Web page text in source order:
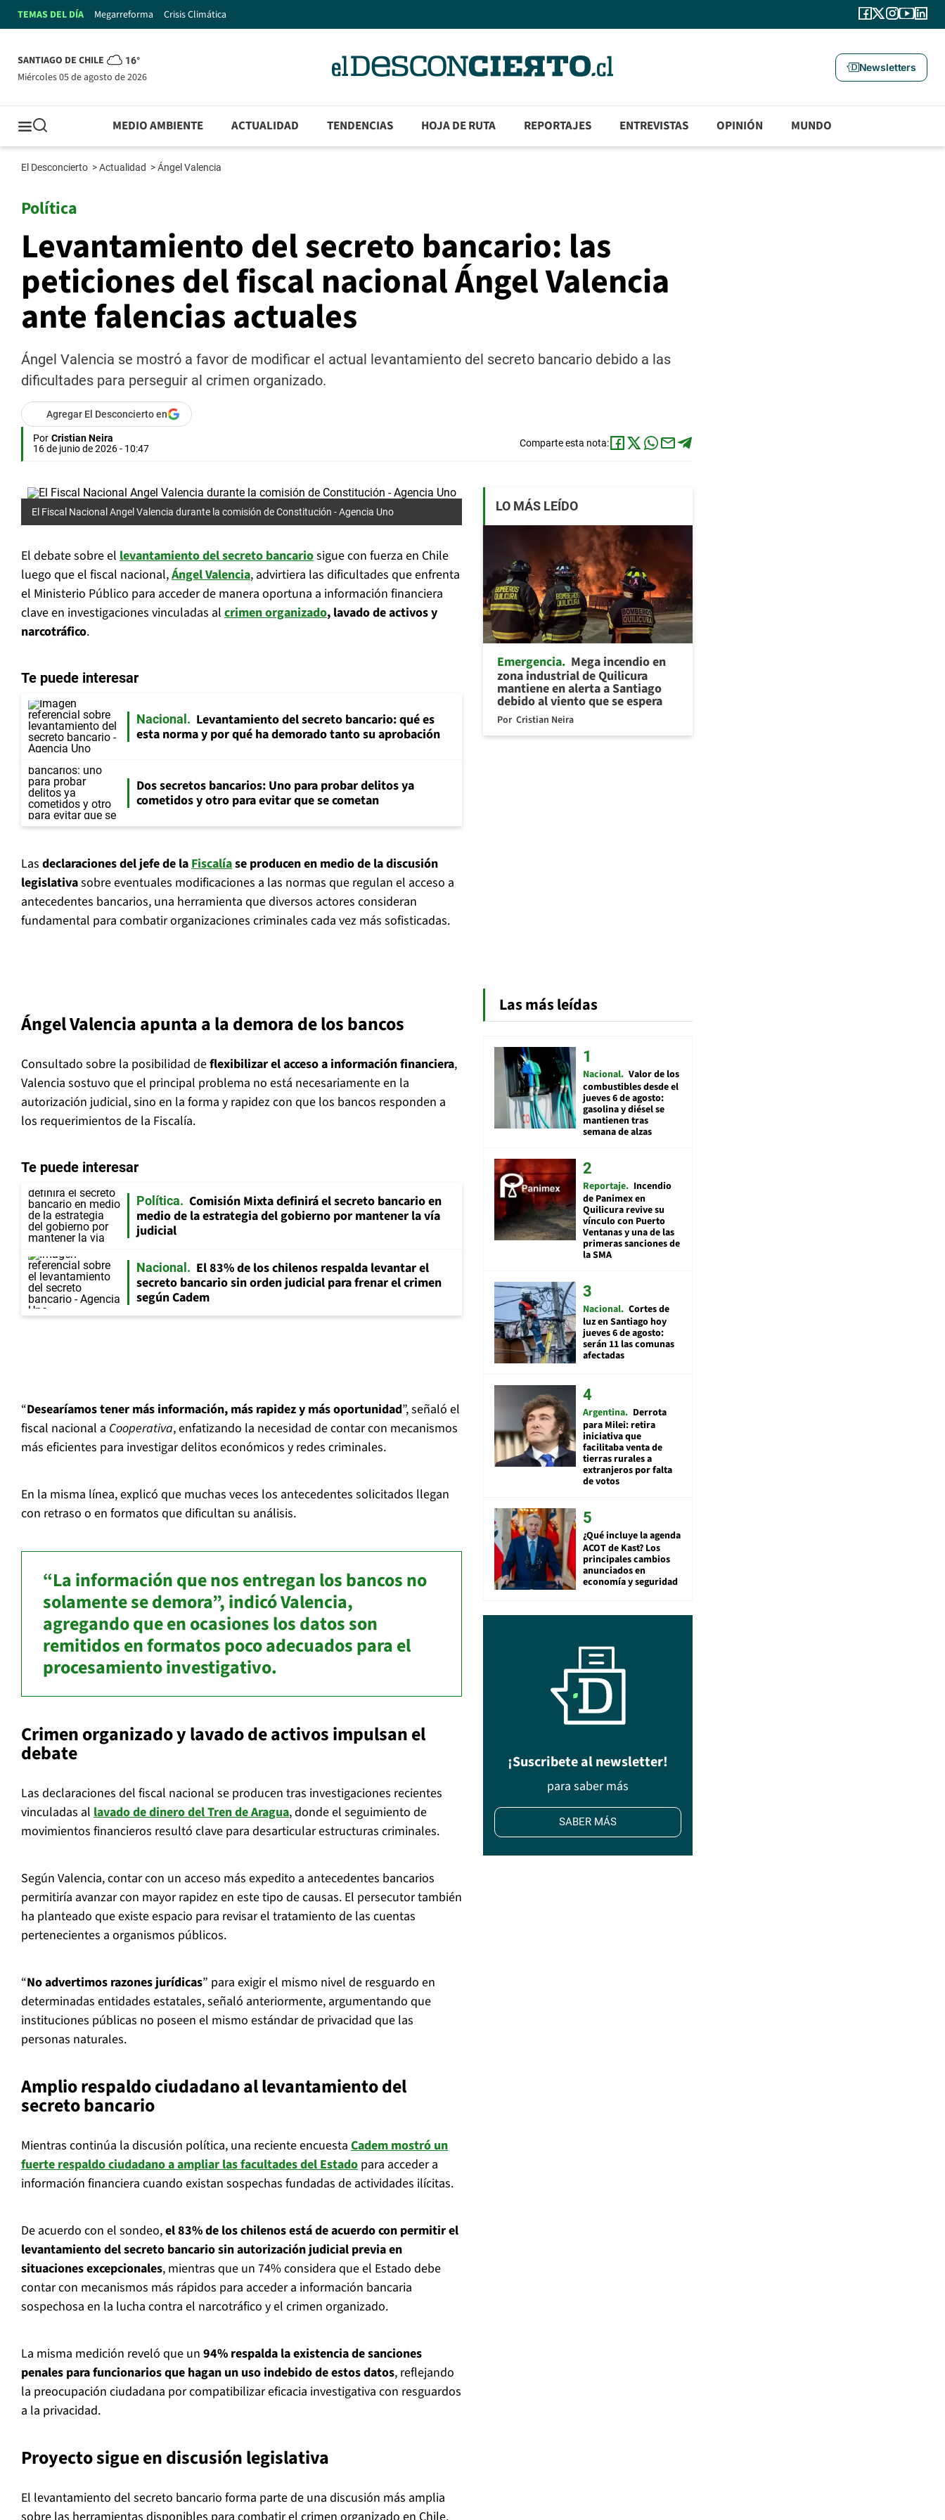
TEMAS DEL DÍA Megarreforma Crisis Climática
SANTIAGO DE CHILE 16°
miércoles 05 de agosto de 2026
Newsletters
MEDIO AMBIENTE ACTUALIDAD TENDENCIAS HOJA DE RUTA REPORTAJES ENTREVISTAS OPINIÓN MUNDO
El Desconcierto >Actualidad >Ángel Valencia
Política
Levantamiento del secreto bancario: las
peticiones del fiscal nacional Ángel Valencia
ante falencias actuales
Ángel Valencia se mostró a favor de modificar el actual levantamiento del secreto bancario debido a las
dificultades para perseguir al crimen organizado.
Agregar El Desconcierto en
Por Cristian Neira
16 de junio de 2026 - 10:47
Comparte esta nota:
El Fiscal Nacional Angel Valencia durante la comisión de Constitución -Agencia Uno
El debate sobre el levantamiento del secreto bancariosigue con fuerza en Chile
luego que el fiscal nacional,Ángel Valencia, advirtiera las dificultades que enfrenta
el Ministerio Público para acceder de manera oportuna a información financiera
clave en investigaciones vinculadas al crimen organizado, lavado de activos y
narcotráfico.
Te puede interesar
Nacional
Levantamiento del secreto bancario: qué es
esta norma y por qué ha demorado tanto su aprobación
Dos secretos bancarios: Uno para probar delitos ya
cometidos y otro para evitar que se cometan
Las declaraciones del jefe de laFiscalíase producen en medio de la discusión
legislativasobre eventuales modificaciones a las normas que regulan el acceso a
antecedentes bancarios, una herramienta que diversos actores consideran
fundamental para combatir organizaciones criminales cada vez más sofisticadas.
Ángel Valencia apunta a la demora de los bancos
Consultado sobre la posibilidad deflexibilizar el acceso a información financiera,
Valencia sostuvo que el principal problema no está necesariamente en la
autorización judicial, sino en la forma y rapidez con que los bancos responden a
los requerimientos de la Fiscalía.
Te puede interesar
Política
Comisión Mixta definirá el secreto bancario en
medio de la estrategia del gobierno por mantener la vía
judicial
Nacional
El 83% de los chilenos respalda levantar el
secreto bancario sin orden judicial para frenar el crimen
según Cadem
“Desearíamos tener más información, más rapidez y más oportunidad”, señaló el
fiscal nacional a Cooperativa, enfatizando la necesidad de contar con mecanismos
más eficientes para investigar delitos económicos y redes criminales.
En la misma línea, explicó que muchas veces los antecedentes solicitados llegan
con retraso o en formatos que dificultan su análisis.
“La información que nos entregan los bancos no
solamente se demora”, indicó Valencia,
agregando que en ocasiones los datos son
remitidos en formatos poco adecuados para el
procesamiento investigativo.
Crimen organizado y lavado de activos impulsan el
debate
Las declaraciones del fiscal nacional se producen tras investigaciones recientes
vinculadas al lavado de dinero del Tren de Aragua, donde el seguimiento de
movimientos financieros resultó clave para desarticular estructuras criminales.
Según Valencia, contar con un acceso más expedito a antecedentes bancarios
permitiría avanzar con mayor rapidez en este tipo de causas. El persecutor también
ha planteado que existe espacio para revisar el tratamiento de las cuentas
pertenecientes a organismos públicos.
“No advertimos razones jurídicas” para exigir el mismo nivel de resguardo en
determinadas entidades estatales, señaló anteriormente, argumentando que
instituciones públicas no poseen el mismo estándar de privacidad que las
personas naturales.
Amplio respaldo ciudadano al levantamiento del
secreto bancario
Mientras continúa la discusión política, una reciente encuesta Cadem mostró un
fuerte respaldo ciudadano a ampliar las facultades del Estado para acceder a
información financiera cuando existan sospechas fundadas de actividades ilícitas.
De acuerdo con el sondeo,el 83% de los chilenos está de acuerdo con permitir el
levantamiento del secreto bancario sin autorización judicial previa en
situaciones excepcionales, mientras que un 74% considera que el Estado debe
contar con mecanismos más rápidos para acceder a información bancaria
sospechosa en la lucha contra el narcotráfico y el crimen organizado.
La misma medición reveló que un 94% respalda la existencia de sanciones
penales para funcionarios que hagan un uso indebido de estos datos, reflejando
la preocupación ciudadana por compatibilizar eficacia investigativa con resguardos
a la privacidad.
Proyecto sigue en discusión legislativa
El levantamiento del secreto bancario forma parte de una discusión más amplia
LO MÁS LEÍDO
Emergencia Mega incendio en
zona industrial de Quilicura
mantiene en alerta a Santiago
debido al viento que se espera
Por Cristian Neira
Las más leídas
Nacional Valor de los
combustibles desde el
jueves 6 de agosto:
gasolina y diésel se
mantienen tras
semana de alzas
Reportaje Incendio
de Panimex en
Quilicura revive su
vínculo con Puerto
Ventanas y una de las
primeras sanciones de
la SMA
Nacional Cortes de
luz en Santiago hoy
jueves 6 de agosto:
serán 11 las comunas
afectadas
Argentina Derrota
para Milei: retira
iniciativa que
facilitaba venta de
tierras rurales a
extranjeros por falta
de votos
¿Qué incluye la agenda
ACOT de Kast? Los
principales cambios
anunciados en
economía y seguridad
¡Suscribete al newsletter!
para saber más
SABER MÁS